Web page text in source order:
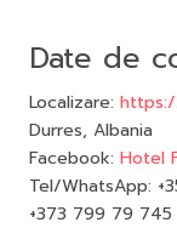
Date de
Localizare:
Durres, Albania
Facebook: Hotel
Tel/WhatsApp:
+373 799 79 745